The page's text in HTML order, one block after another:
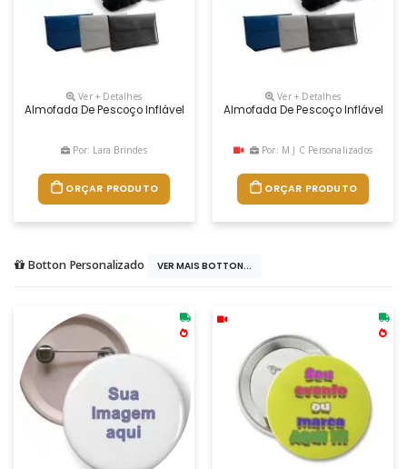
Ver + Detalhes
Almofada De Pescoço Inflável Em Pvc Aveludado. Fornecida Em Bolsa.
Por: Lara Brindes
ORÇAR PRODUTO
Ver + Detalhes
Almofada De Pescoço Inflável Em
Por: M J C Personalizados
ORÇAR PRODUTO
Botton Personalizado VER MAIS BOTTON...